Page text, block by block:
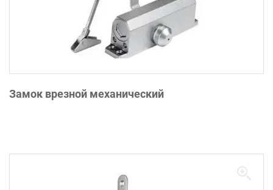
Замок врезной механический